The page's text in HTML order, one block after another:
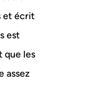
et écrit
est
que les
assez